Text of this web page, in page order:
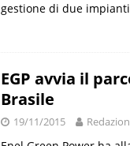
gestione di due
EGP avvia il
Brasile
19/11/2015